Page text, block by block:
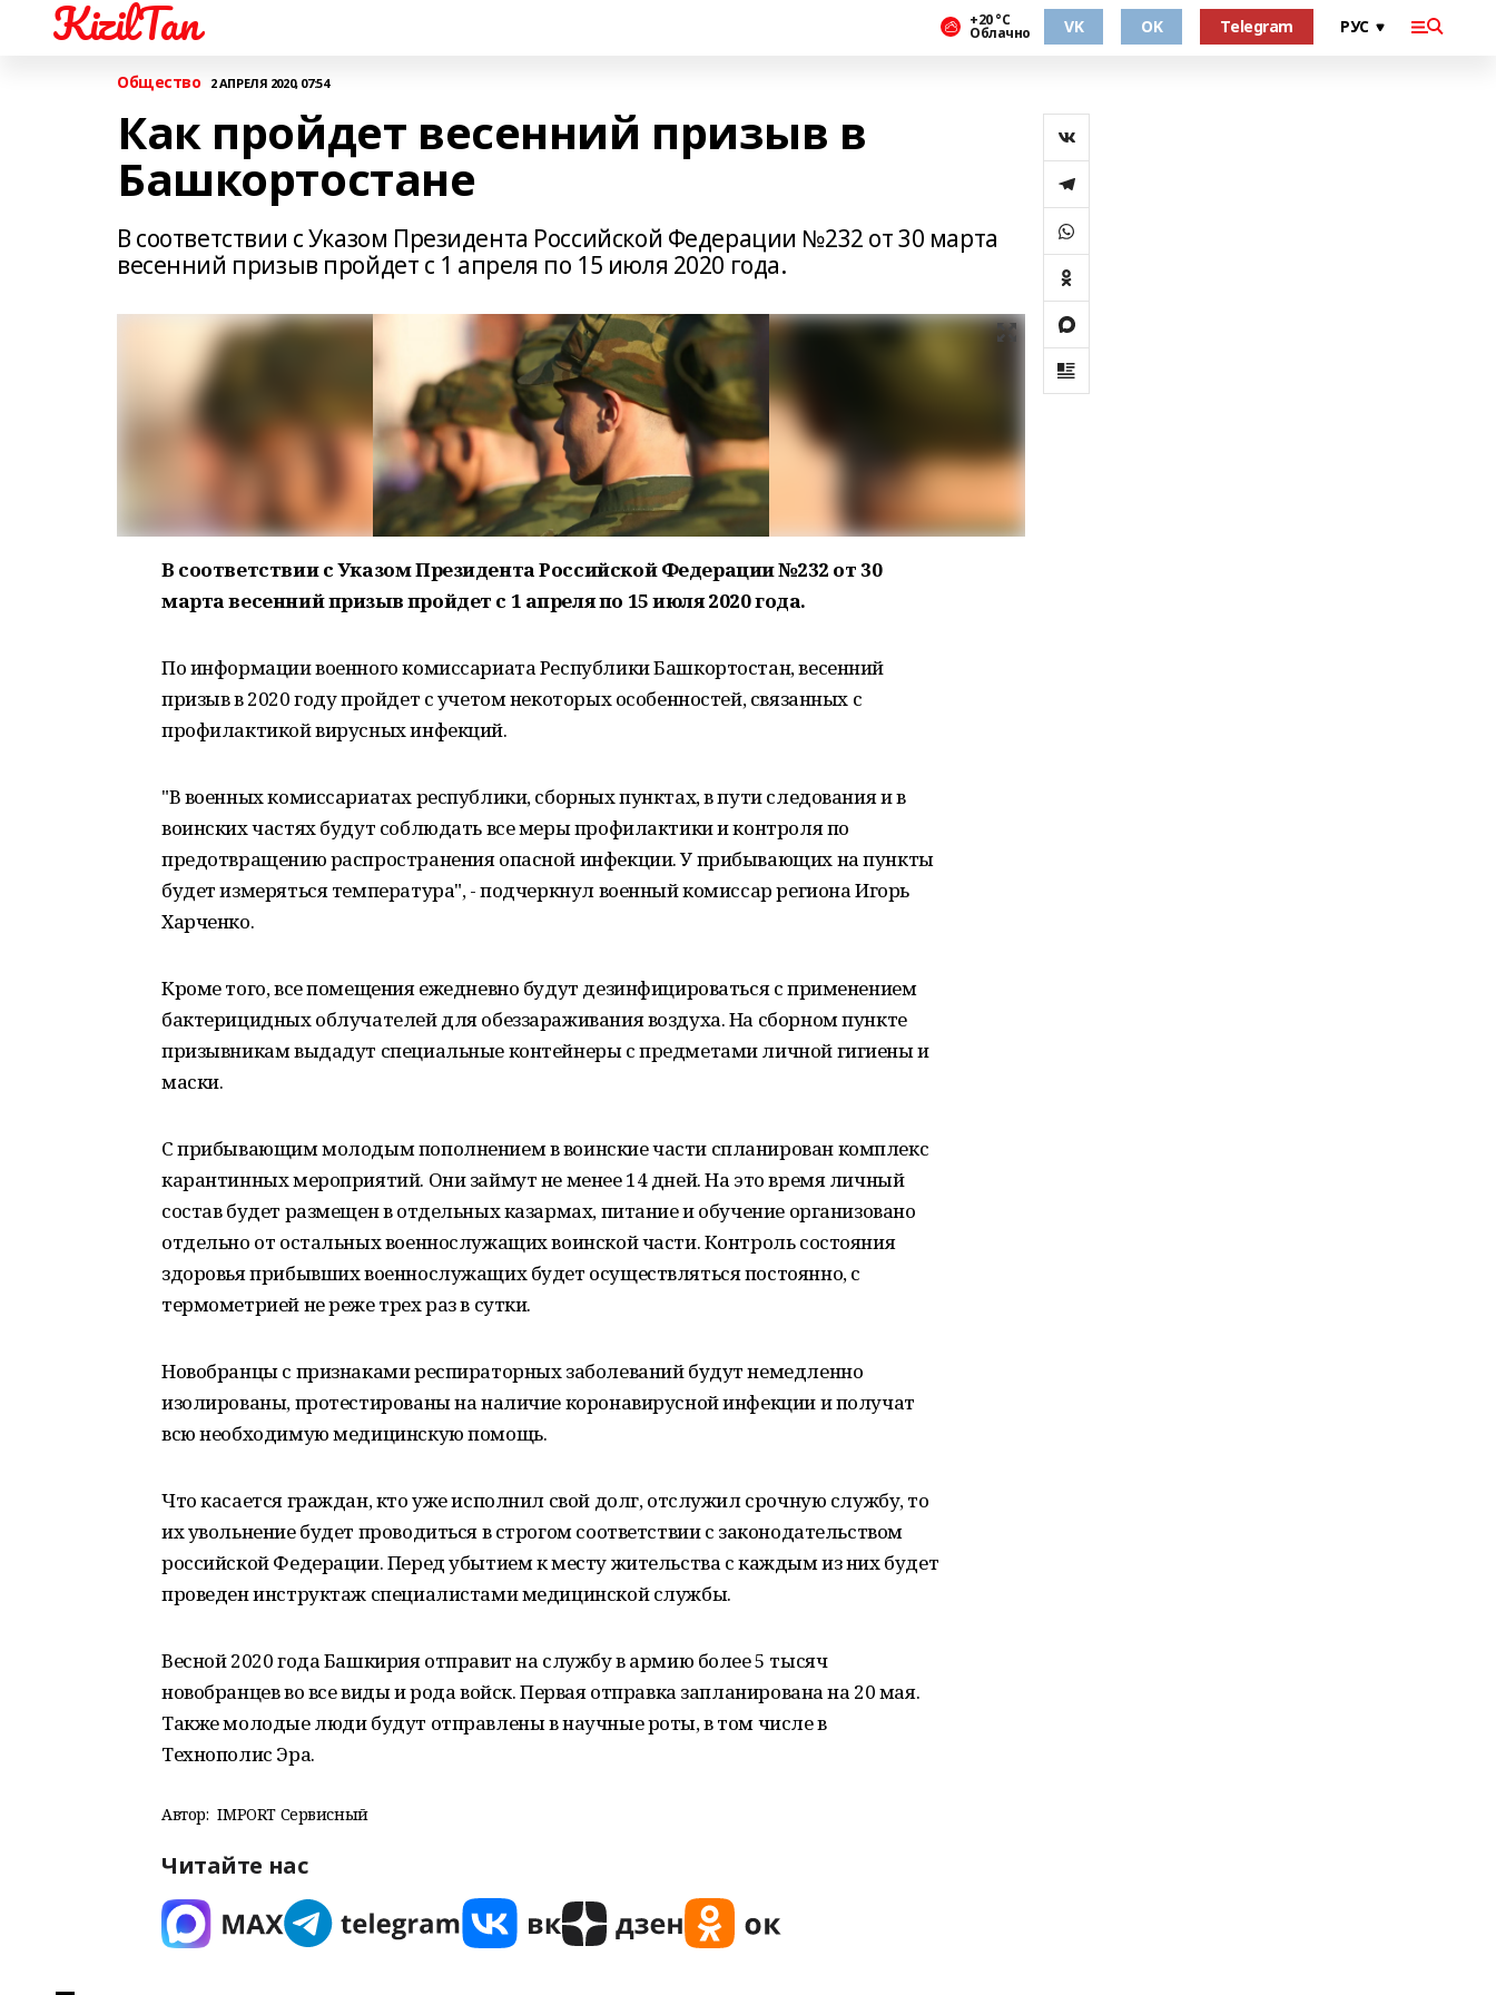
KizilTan +20 °С
Облачно VK OK Telegram
Общество 2 АПРЕЛЯ 2020, 07:54
Как пройдет весенний призыв в
Башкортостане
В соответствии с Указом Президента Российской Федерации №232 от 30 марта
весенний призыв пройдет с 1 апреля по 15 июля 2020 года.
В соответствии с Указом Президента Российской Федерации №232 от 30
марта весенний призыв пройдет с 1 апреля по 15 июля 2020 года.
По информации военного комиссариата Республики Башкортостан, весенний
призыв в 2020 году пройдет с учетом некоторых особенностей, связанных с
профилактикой вирусных инфекций.
"В военных комиссариатах республики, сборных пунктах, в пути следования и в
воинских частях будут соблюдать все меры профилактики и контроля по
предотвращению распространения опасной инфекции. У прибывающих на пункты
будет измеряться температура", - подчеркнул военный комиссар региона Игорь
Харченко.
Кроме того, все помещения ежедневно будут дезинфицироваться с применением
бактерицидных облучателей для обеззараживания воздуха. На сборном пункте
призывникам выдадут специальные контейнеры с предметами личной гигиены и
маски.
С прибывающим молодым пополнением в воинские части спланирован комплекс
карантинных мероприятий. Они займут не менее 14 дней. На это время личный
состав будет размещен в отдельных казармах, питание и обучение организовано
отдельно от остальных военнослужащих воинской части. Контроль состояния
здоровья прибывших военнослужащих будет осуществляться постоянно, с
термометрией не реже трех раз в сутки.
Новобранцы с признаками респираторных заболеваний будут немедленно
изолированы, протестированы на наличие коронавирусной инфекции и получат
всю необходимую медицинскую помощь.
Что касается граждан, кто уже исполнил свой долг, отслужил срочную службу, то
их увольнение будет проводиться в строгом соответствии с законодательством
российской Федерации. Перед убытием к месту жительства с каждым из них будет
проведен инструктаж специалистами медицинской службы.
Весной 2020 года Башкирия отправит на службу в армию более 5 тысяч
новобранцев во все виды и рода войск. Первая отправка запланирована на 20 мая.
Также молодые люди будут отправлены в научные роты, в том числе в
Технополис Эра.
Автор: IMPORT Сервисный
Читайте нас